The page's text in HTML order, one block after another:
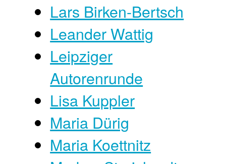
Lars Birken-Bertsch
Leander Wattig
Leipziger
Autorenrunde
Lisa Kuppler
Maria Dürig
Maria Koettnitz